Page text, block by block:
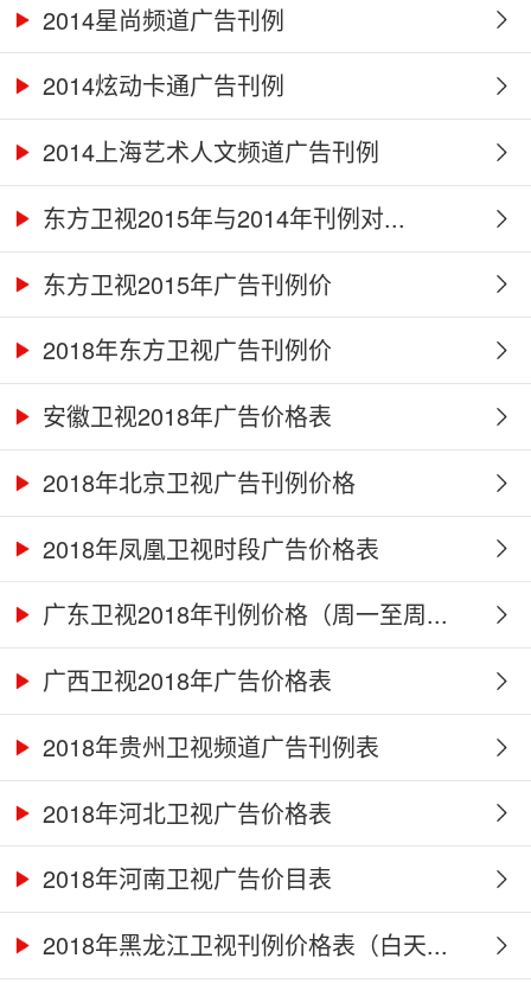
2014星尚频道广告刊例
2014炫动卡通广告刊例
2014上海艺术人文频道广告刊例
东方卫视2015年与2014年刊例对...
东方卫视2015年广告刊例价
2018年东方卫视广告刊例价
安徽卫视2018年广告价格表
2018年北京卫视广告刊例价格
2018年凤凰卫视时段广告价格表
广东卫视2018年刊例价格（周一至周...
广西卫视2018年广告价格表
2018年贵州卫视频道广告刊例表
2018年河北卫视广告价格表
2018年河南卫视广告价目表
2018年黑龙江卫视刊例价格表（白天...